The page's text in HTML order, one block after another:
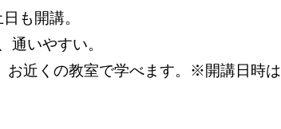
も開講。
通いやすい。
お近くの教室で学べます。※開講日時